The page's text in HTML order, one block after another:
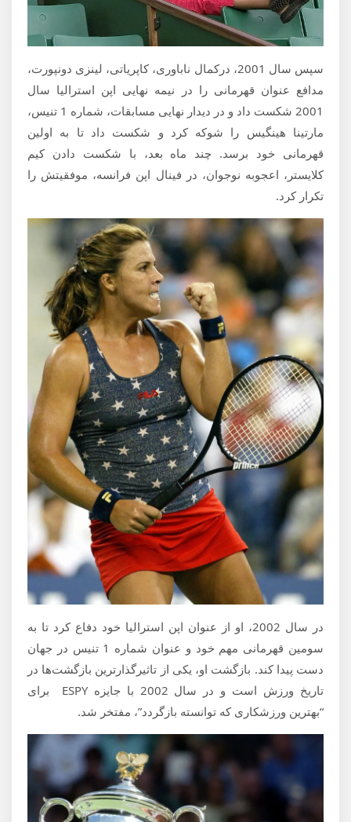
سپس سال 2001، درکمال ناباوری، کاپریاتی، لینزی دونپورت،
مدافع عنوان قهرمانی را در نیمه نهایی اپن استرالیا سال
2001 شکست داد و در دیدار نهایی مسابقات، شماره 1 تنیس،
مارتینا هینگیس را شوکه کرد و شکست داد تا به اولین
قهرمانی خود برسد. چند ماه بعد، با شکست دادن کیم
کلایستر، اعجوبه نوجوان، در فینال اپن فرانسه، موفقیتش را
تکرار کرد.
در سال 2002، او از عنوان اپن استرالیا خود دفاع کرد تا به
سومین قهرمانی مهم خود و عنوان شماره 1 تنیس در جهان
دست پیدا کند. بازگشت او، یکی از تاثیرگذارترین بازگشت‌ها در
تاریخ ورزش است و در سال 2002 با جایزه ESPY برای
“بهترین ورزشکاری که توانسته بازگردد”، مفتخر شد.